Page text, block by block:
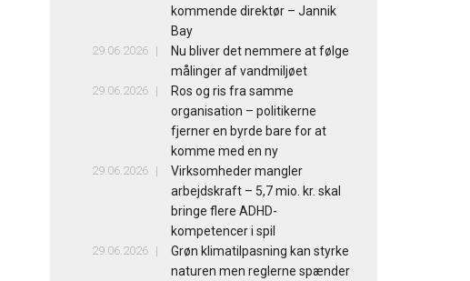
kommende direktør – Jannik
Bay
29.06.2026
Nu bliver det nemmere at følge
målinger af vandmiljøet
29.06.2026
Ros og ris fra samme
organisation – politikerne
fjerner en byrde bare for at
komme med en ny
29.06.2026
Virksomheder mangler
arbejdskraft – 5,7 mio. kr. skal
bringe flere ADHD-
kompetencer i spil
29.06.2026
Grøn klimatilpasning kan styrke
naturen men reglerne spænder